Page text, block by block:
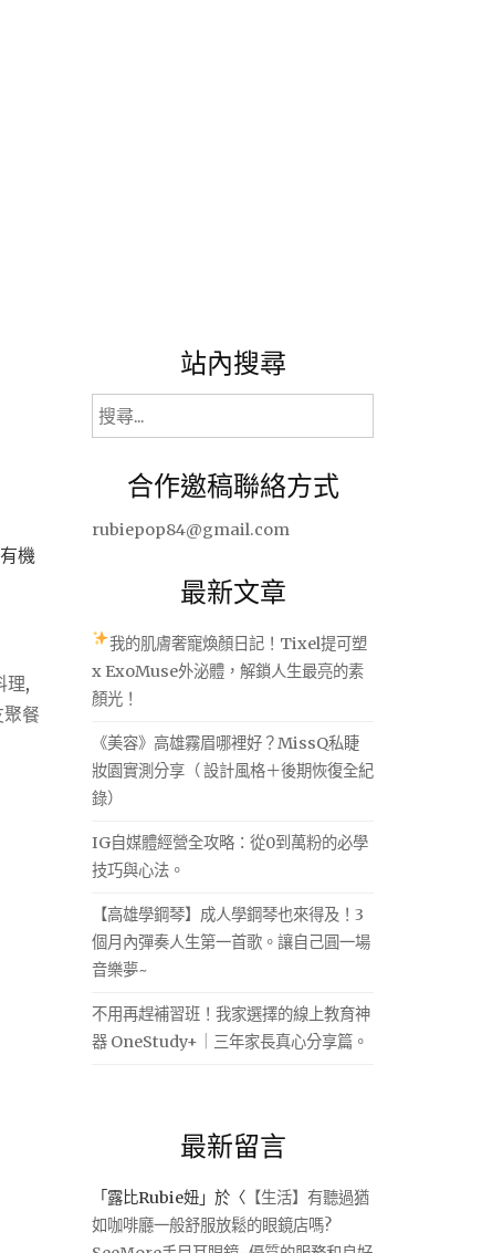
機
理,
餐
站內搜尋
搜
尋
合作邀稿聯絡方式
rubiepop84@gmail.com
最新文章
我的肌膚奢寵煥顏日記！Tixel提可塑
x ExoMuse外泌體，解鎖人生最亮的素
顏光！
《美容》高雄霧眉哪裡好？MissQ私睫
妝園實測分享（ 設計風格＋後期恢復全紀
錄）
IG自媒體經營全攻略：從0到萬粉的必學
技巧與心法。
【高雄學鋼琴】成人學鋼琴也來得及！3
個月內彈奏人生第一首歌。讓自己圓一場
音樂夢~
不用再趕補習班！我家選擇的線上教育神
器 OneStudy+｜三年家長真心分享篇。
最新留言
「 露比Rubie妞 」於〈 【生活】有聽過猶
如咖啡廳一般舒服放鬆的眼鏡店嗎?